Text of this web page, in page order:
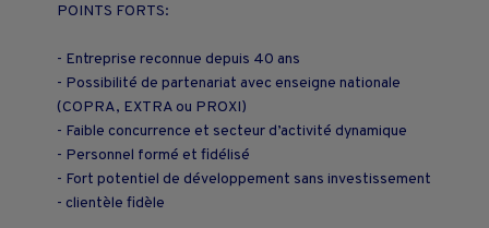
POINTS FORTS:
- Entreprise reconnue depuis 40 ans
- Possibilité de partenariat avec enseigne nationale
(COPRA, EXTRA ou PROXI)
- Faible concurrence et secteur d’activité dynamique
- Personnel formé et fidélisé
- Fort potentiel de développement sans investissement
- clientèle fidèle